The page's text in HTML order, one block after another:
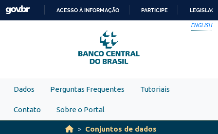
Skip to main content
PARA
O
CONTEÚDO
ACESSO À INFORMAÇÃO PARTICIPE
ENGLISH
Dados Perguntas Frequentes Tutoriais
Contato Sobre o Portal
Conjuntos de dados